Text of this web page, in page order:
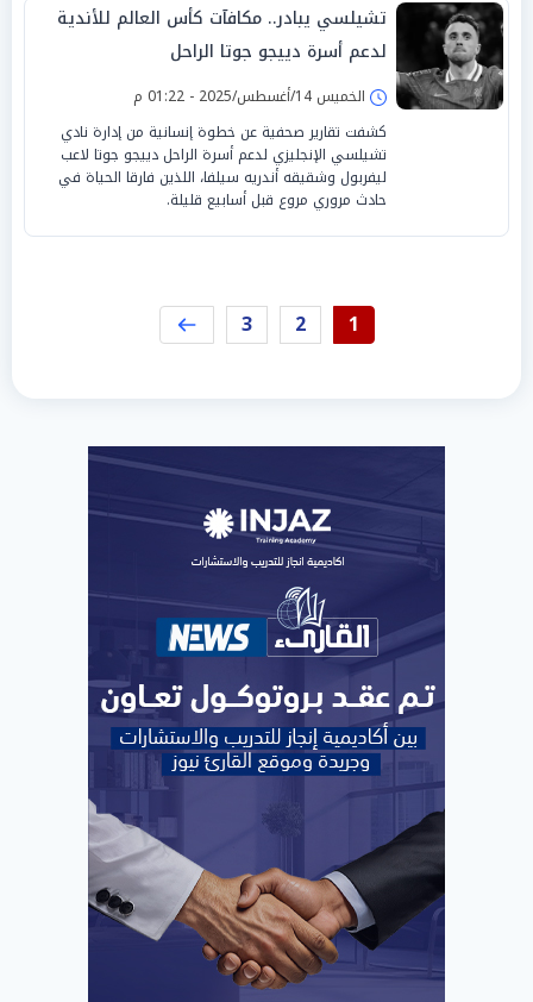
تشيلسي يبادر.. مكافآت كأس العالم للأندية
لدعم أسرة دييجو جوتا الراحل
الخميس 14/أغسطس/2025 - 01:22 م
كشفت تقارير صحفية عن خطوة إنسانية من إدارة نادي
تشيلسي الإنجليزي لدعم أسرة الراحل دييجو جوتا لاعب
ليفربول وشقيقه أندريه سيلفا، اللذين فارقا الحياة في
حادث مروري مروع قبل أسابيع قليلة.
1
2
3